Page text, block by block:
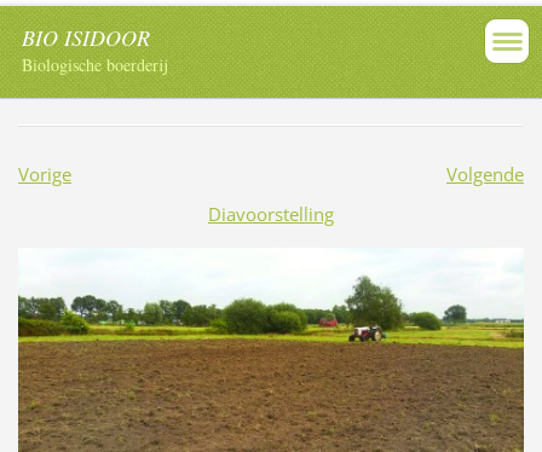
BIO ISIDOOR
Biologische boerderij
Vorige
Volgende
Diavoorstelling